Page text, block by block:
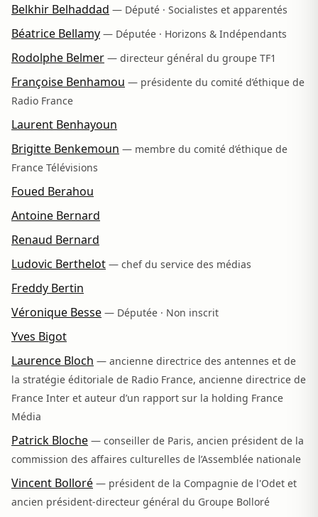
Belkhir Belhaddad — Député · Socialistes et apparentés
Béatrice Bellamy — Députée · Horizons & Indépendants
Rodolphe Belmer — directeur général du groupe TF1
Françoise Benhamou — présidente du comité d’éthique de
Radio France
Laurent Benhayoun
Brigitte Benkemoun — membre du comité d’éthique de
France Télévisions
Foued Berahou
Antoine Bernard
Renaud Bernard
Ludovic Berthelot — chef du service des médias
Freddy Bertin
Véronique Besse — Députée · Non inscrit
Yves Bigot
Laurence Bloch — ancienne directrice des antennes et de
la stratégie éditoriale de Radio France, ancienne directrice de
France Inter et auteur d’un rapport sur la holding France
Média
Patrick Bloche — conseiller de Paris, ancien président de la
commission des affaires culturelles de l’Assemblée nationale
Vincent Bolloré — président de la Compagnie de l'Odet et
ancien président-directeur général du Groupe Bolloré